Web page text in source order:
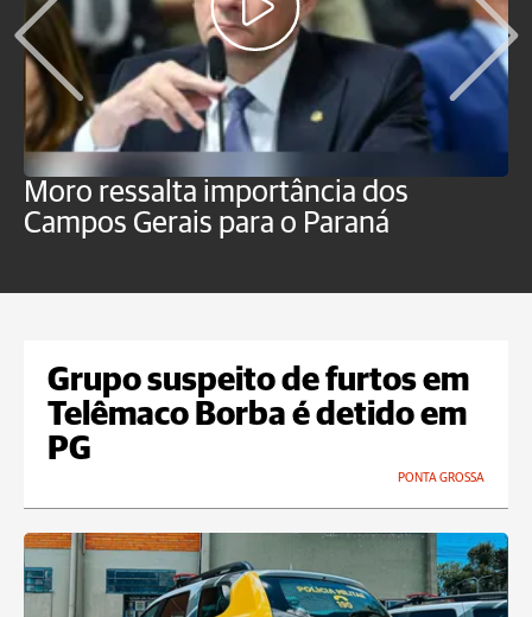
Moro ressalta importância dos
Campos Gerais para o Paraná
Grupo suspeito de furtos em
Telêmaco Borba é detido em
PG
PONTA GROSSA